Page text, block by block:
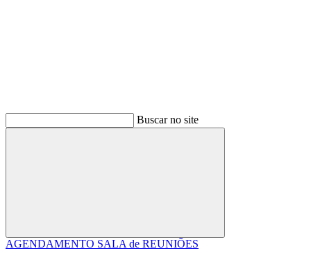
Buscar no site
Buscar
AGENDAMENTO SALA de REUNIÕES